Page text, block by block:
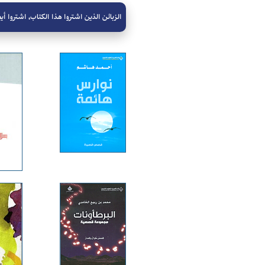
الزبائن الذين اشتروا هذا الكتاب، اشتروا